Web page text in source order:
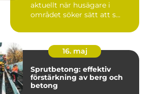
aktuellt när husägare i
området söker sätt att s...
16. maj
Sprutbetong: effektiv
förstärkning av berg och
betong